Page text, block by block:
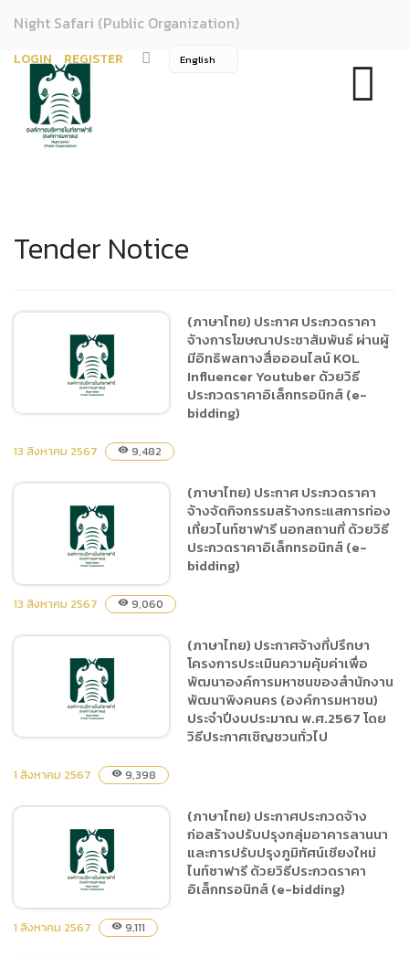
Night Safari (Public Organization)
LOGIN REGISTER
Tender Notice
(ภาษาไทย) ประกาศ ประกวด
ประชาสัมพันธ์ ผ่านผู้มีอิทธิพล
ทางสื่อออนไลน์ KOL
Influencer Youtuber ด้วย
วิธีประกวดราคา
อิเล็กทรอนิกส์ (e-bidding)
(ภาษาไทย) ประกาศ ประกวดราคา
จ้างการโฆษณาประชาสัมพันธ์ ผ่านผู้
มีอิทธิพลทางสื่อออนไลน์ KOL
Influencer Youtuber ด้วยวิธี
ประกวดราคาอิเล็กทรอนิกส์ (e-
bidding)
13 สิงหาคม 2567 visibility 9,482
ราคาจ้างจัดกิจกรรมสร้าง
กระแสการท่องเที่ยวไนท์
ซาฟารี นอกสถานที่ ด้วยวิธี
ประกวดราคาอิเล็กทรอนิกส์
(ภาษาไทย) ประกาศ ประกวดราคา
จ้างจัดกิจกรรมสร้างกระแสการท่อง
เที่ยวไนท์ซาฟารี นอกสถานที่ ด้วยวิธี
ประกวดราคาอิเล็กทรอนิกส์ (e-
bidding)
13 สิงหาคม 2567 visibility 9,060
(ภาษาไทย) ประกาศจ้างที่
คุ้มค่าเพื่อพัฒนาองค์การ
มหาชนของสำนักงานพัฒนา
พิงคนคร (องค์การมหาชน)
ประจำปีงบประมาณ
พ.ศ.2567 โดยวิธีประกาศ
(ภาษาไทย) ประกาศจ้างที่ปรึกษา
โครงการประเมินความคุ้มค่าเพื่อ
พัฒนาองค์การมหาชนของสำนักงาน
พัฒนาพิงคนคร (องค์การมหาชน)
ประจำปีงบประมาณ พ.ศ.2567 โดย
วิธีประกาศเชิญชวนทั่วไป
1 สิงหาคม 2567 visibility 9,398
(ภาษาไทย) ประกาศประกวดจ้าง
ก่อสร้างปรับปรุงกลุ่มอาคารลานนา
และการปรับปรุงภูมิทัศน์เชียงใหม่
ไนท์ซาฟารี ด้วยวิธีประกวดราคา
อิเล็กทรอนิกส์ (e-bidding)
1 สิงหาคม 2567 visibility 9,111